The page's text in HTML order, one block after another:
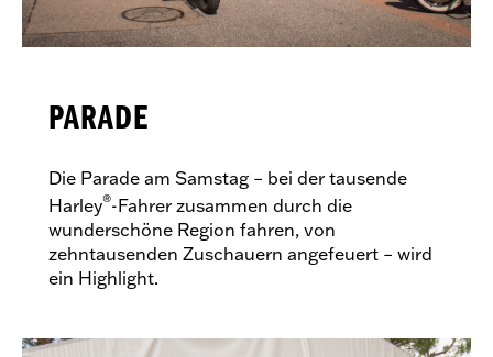
PARADE
Die Parade am Samstag – bei der tausende
Harley®-Fahrer zusammen durch die
wunderschöne Region fahren, von
zehntausenden Zuschauern angefeuert – wird
ein Highlight.